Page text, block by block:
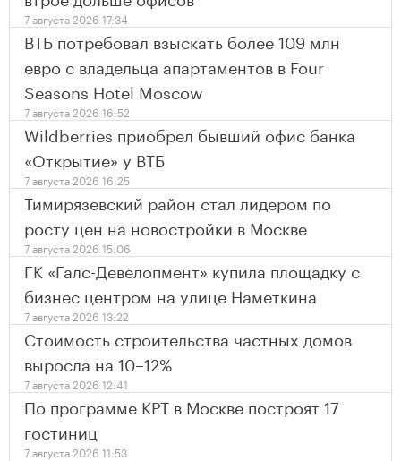
7 августа 2026 17:34
ВТБ потребовал взыскать более 109 млн
евро с владельца апартаментов в Four
Seasons Hotel Moscow
7 августа 2026 16:52
Wildberries приобрел бывший офис банка
«Открытие» у ВТБ
7 августа 2026 16:25
Тимирязевский район стал лидером по
росту цен на новостройки в Москве
7 августа 2026 15:06
ГК «Галс-Девелопмент» купила площадку с
бизнес центром на улице Наметкина
7 августа 2026 13:22
Стоимость строительства частных домов
выросла на 10–12%
7 августа 2026 12:41
По программе КРТ в Москве построят 17
гостиниц
7 августа 2026 11:53